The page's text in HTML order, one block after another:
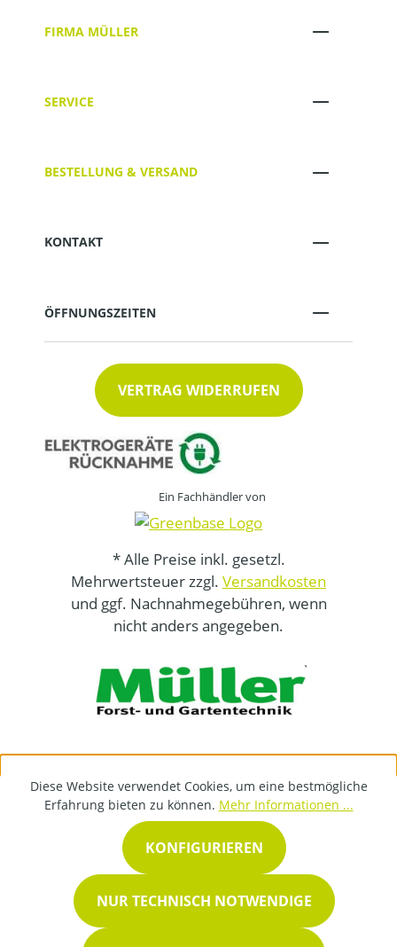
FIRMA MÜLLER
SERVICE
BESTELLUNG & VERSAND
KONTAKT
ÖFFNUNGSZEITEN
VERTRAG WIDERRUFEN
Ein Fachhändler von
* Alle Preise inkl. gesetzl.
Mehrwertsteuer zzgl. Versandkosten
und ggf. Nachnahmegebühren, wenn
nicht anders angegeben.
Diese Website verwendet Cookies, um eine bestmögliche
Erfahrung bieten zu können. Mehr Informationen ...
NUR TECHNISCH NOTWENDIGE
KONFIGURIEREN